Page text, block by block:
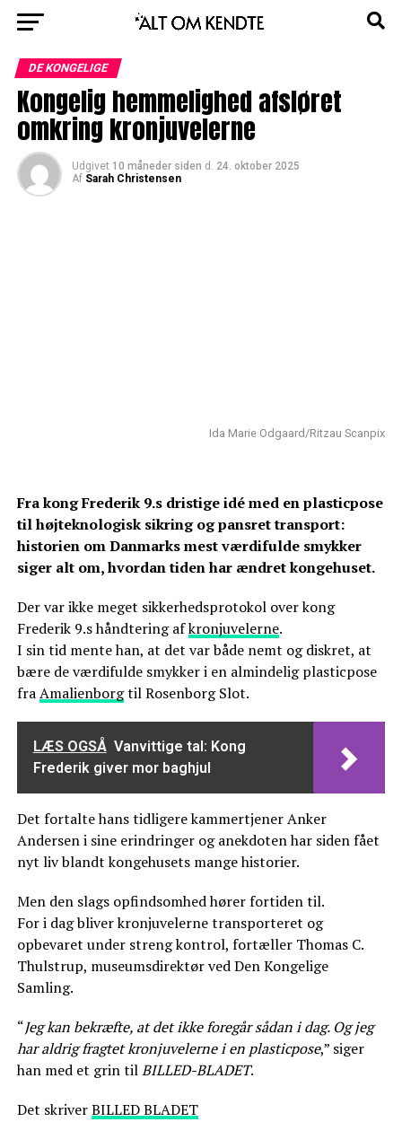
DE KONGELIGE
Kongelig hemmelighed afsløret
omkring kronjuvelerne
Udgivet 10 måneder siden d. 24. oktober 2025
Af Sarah Christensen
Ida Marie Odgaard/Ritzau Scanpix
Fra kong Frederik 9.s dristige idé med en plasticpose
til højteknologisk sikring og pansret transport:
historien om Danmarks mest værdifulde smykker
siger alt om, hvordan tiden har ændret kongehuset.
Der var ikke meget sikkerhedsprotokol over kong
Frederik 9.s håndtering afkronjuvelerne.
I sin tid mente han, at det var både nemt og diskret, at
bære de værdifulde smykker i en almindelig plasticpose
fraAmalienborgtil Rosenborg Slot.
LÆS OGSÅ Vanvittige tal: Kong
Frederik giver mor baghjul
Det fortalte hans tidligere kammertjener Anker
Andersen i sine erindringer og anekdoten har siden fået
nyt liv blandt kongehusets mange historier.
Men den slags opfindsomhed hører fortiden til.
For i dag bliver kronjuvelerne transporteret og
opbevaret under streng kontrol, fortæller Thomas C.
Thulstrup, museumsdirektør ved Den Kongelige
Samling.
“Jeg kan bekræfte, at det ikke foregår sådan i dag. Og jeg
har aldrig fragtet kronjuvelerne i en plasticpose,” siger
han med et grin tilBILLED-BLADET.
Det skriverBILLED BLADET